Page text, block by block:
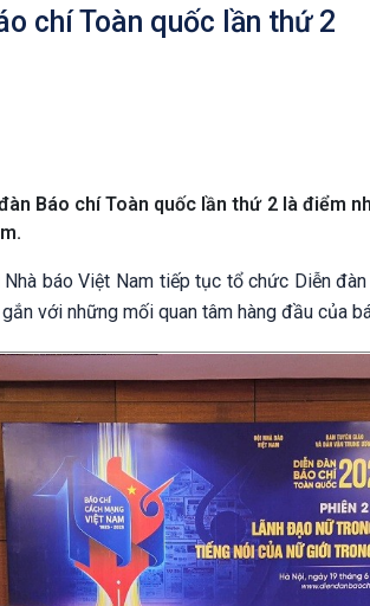
chí Toàn quốc lần thứ 2
Báo chí Toàn quốc lần thứ 2 là điểm
báo Việt Nam tiếp tục tổ chức Diễn
với những mối quan tâm hàng đầu của